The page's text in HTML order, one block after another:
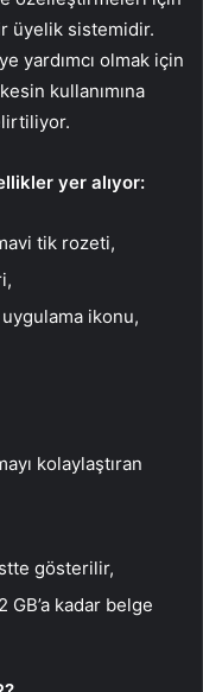
üyelik sistemidir.
yardımcı olmak için
kullanımına
yer alıyor:
tik rozeti,
ikonu,
kolaylaştıran
gösterilir,
kadar belge